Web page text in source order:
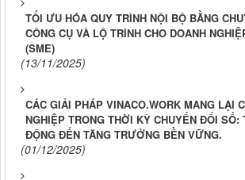
TỐI ƯU HÓA QUY TRÌNH NỘI BỘ BẰNG
CÔNG CỤ VÀ LỘ TRÌNH CHO DOANH
(SME)
(13/11/2025)
CÁC GIẢI PHÁP VINACO.WORK MANG LẠI
NGHIỆP TRONG THỜI KỲ CHUYỂN ĐỔI SỐ:
ĐỘNG ĐẾN TĂNG TRƯỞNG BỀN VỮNG.
(01/12/2025)